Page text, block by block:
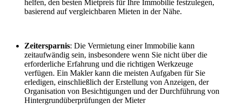
helfen, den besten Mietpreis für Ihre Immobilie festzulegen,
basierend auf vergleichbaren Mieten in der Nähe.
Zeitersparnis: Die Vermietung einer Immobilie kann
zeitaufwändig sein, insbesondere wenn Sie nicht über die
erforderliche Erfahrung und die richtigen Werkzeuge
verfügen. Ein Makler kann die meisten Aufgaben für Sie
erledigen, einschließlich der Erstellung von Anzeigen, der
Organisation von Besichtigungen und der Durchführung von
Hintergrundüberprüfungen der Mieter